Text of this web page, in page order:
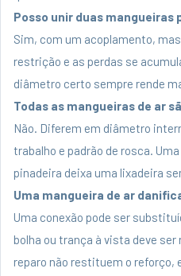
Posso unir duas
Sim, com um acoplamento,
restrição e as perdas se
diâmetro certo sempre rende
Todas as mangueiras de ar
Não. Diferem em diâmetro
trabalho e padrão de rosca.
pinadeira deixa uma lixadeira
Uma mangueira de ar
Uma conexão pode ser
bolha ou trança à vista deve
reparo não restituem o reforço,